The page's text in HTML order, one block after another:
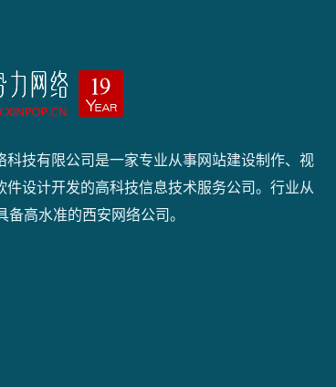
科技有限公司是一家专业从事网站建设制作、视
件设计开发的高科技信息技术服务公司。行业从
备高水准的西安网络公司。